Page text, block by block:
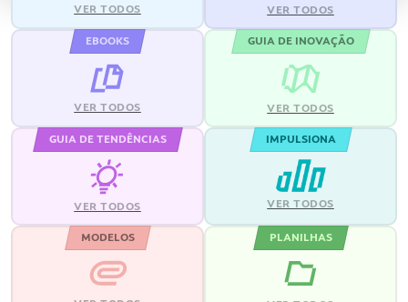
VER TODOS VER TODOS
EBOOKS
VER TODOS
GUIA DE INOVAÇÃO
VER TODOS
GUIA DE TENDÊNCIAS
VER TODOS
IMPULSIONA
VER TODOS
MODELOS PLANILHAS